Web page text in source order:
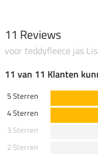
11 Reviews
voor teddyfleece jas
11 van 11 Klanten
5 Sterren
4 Sterren
3 Sterren
2 Sterren